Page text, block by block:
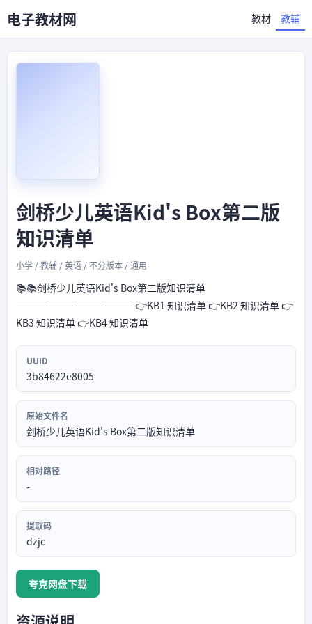
电子教材网 教材 教辅
剑桥少儿英语Kid's Box第二版
知识清单
小学 / 教辅 / 英语 / 不分版本 / 通用
📚📚剑桥少儿英语Kid's Box第二版知识清单
———————————— 👉KB1 知识清单 👉KB2 知识清单 👉
KB3 知识清单 👉KB4 知识清单
UUID
3b84622e8005
原始文件名
剑桥少儿英语Kid's Box第二版知识清单
相对路径
-
提取码
dzjc
夸克网盘下载